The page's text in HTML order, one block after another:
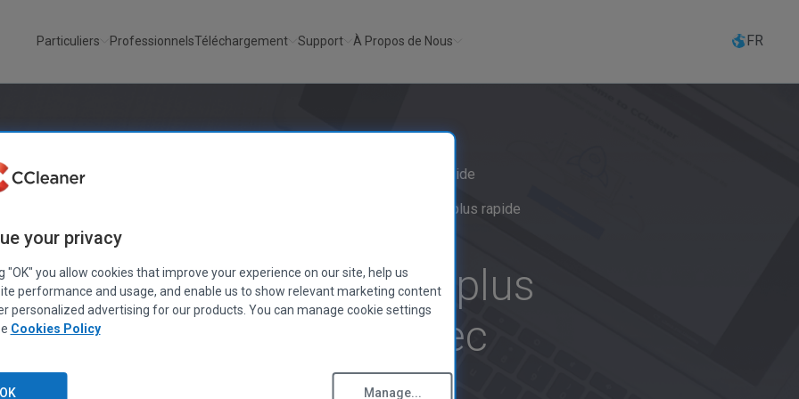
Particuliers ProfessionnelsTéléchargement Support À Propos de Nous FR
tous vos logiciels à jour en un seul clic Ordinateur plus rapide
Démarrage plus rapide
d’un PC plus propre, plus
et plus performant avec
your privacy
"OK" you allow cookies that improve your experience on our site, help us
performance and usage, and enable us to show relevant marketing content
personalized advertising for our products. You can manage cookie settings
Cookies Policy
OK Manage...